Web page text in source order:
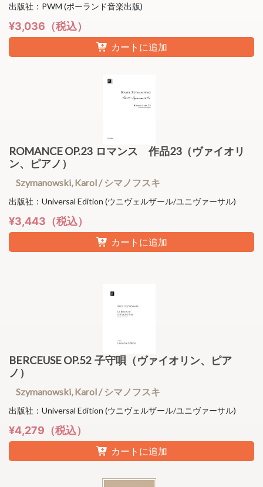
出版社：PWM (ポーランド音楽出版)
¥3,036（税込）
カートに追加
ROMANCE OP.23 ロマンス 作品23（ヴァイオリ
ン、ピアノ）
Szymanowski, Karol / シマノフスキ
出版社：Universal Edition (ウニヴェルザール/ユニヴァーサル)
¥3,443（税込）
カートに追加
BERCEUSE OP.52 子守唄（ヴァイオリン、ピア
ノ）
Szymanowski, Karol / シマノフスキ
出版社：Universal Edition (ウニヴェルザール/ユニヴァーサル)
¥4,279（税込）
カートに追加